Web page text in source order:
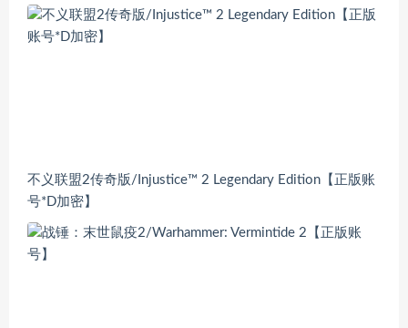
不义联盟2传奇版/Injustice™ 2 Legendary Edition【正版账
号*D加密】